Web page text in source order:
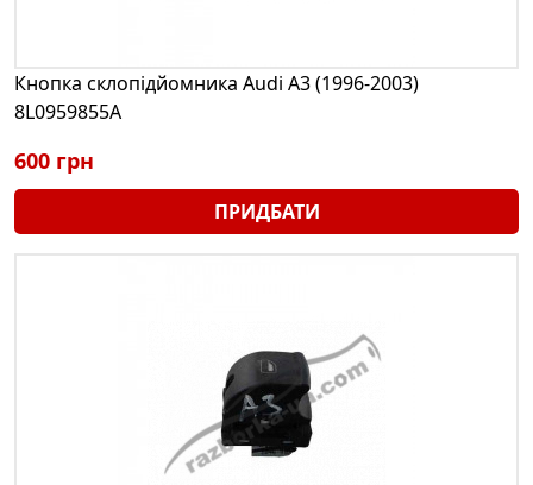
Кнопка склопідйомника Audi A3 (1996-2003)
8L0959855A
600 грн
ПРИДБАТИ